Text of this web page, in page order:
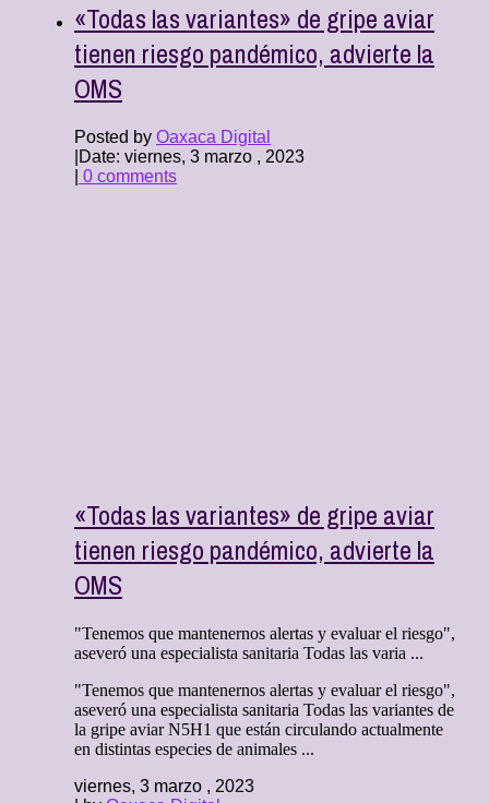
«Todas las variantes» de gripe aviar
tienen riesgo pandémico, advierte la
OMS
Posted by Oaxaca Digital
Date: viernes, 3 marzo , 2023
0 comments
«Todas las variantes» de gripe aviar
tienen riesgo pandémico, advierte la
OMS
"Tenemos que mantenernos alertas y evaluar el riesgo",
aseveró una especialista sanitaria Todas las varia ...
"Tenemos que mantenernos alertas y evaluar el riesgo",
aseveró una especialista sanitaria Todas las variantes de
la gripe aviar N5H1 que están circulando actualmente
en distintas especies de animales ...
viernes, 3 marzo , 2023